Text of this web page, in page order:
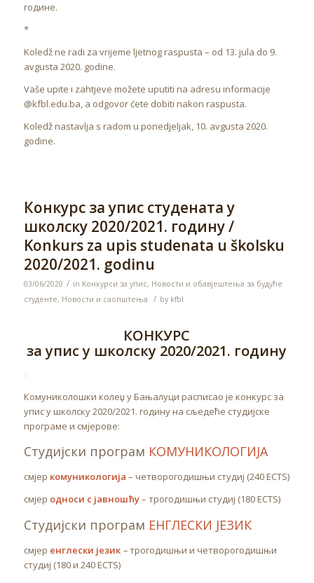
године.
*
Koledž ne radi za vrijeme ljetnog raspusta – od 13. jula do 9.
avgusta 2020. godine.
Vaše upite i zahtjeve možete uputiti na adresu informacije
@kfbl.edu.ba, a odgovor ćete dobiti nakon raspusta.
Koledž nastavlja s radom u ponedjeljak, 10. avgusta 2020.
godine.
Конкурс за упис студената у
школску 2020/2021. годину /
Konkurs za upis studenata u školsku
2020/2021. godinu
03/06/2020 / in Конкурси за упис, Новости и обавјештења за будуће
студенте, Новости и саопштења / by kfbl
КОНКУРС
за упис у школску 2020/2021. годину
Комуниколошки колеџ у Бањалуци расписао је конкурс за
упис у школску 2020/2021. годину на сљедеће студијске
програме и смјерове:
Студијски програм КОМУНИКОЛОГИЈА
смјер комуникологија – четворогодишњи студиј (240 ECTS)
смјер односи с јавношћу– трогодишњи студиј (180 ECTS)
Студијски програм ЕНГЛЕСКИ ЈЕЗИК
смјер енглески језик –трогодишњи и четворогодишњи
студиј (180 и 240 ECTS)